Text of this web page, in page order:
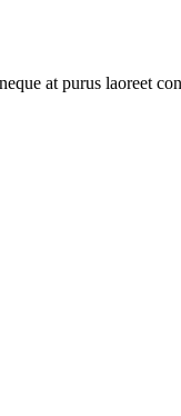
at purus laoreet